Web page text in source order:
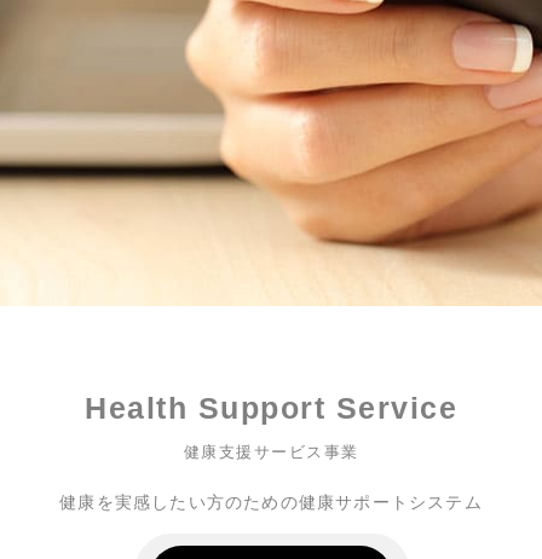
Health Support Service
健康支援サービス事業
健康を実感したい方のための健康サポートシステム